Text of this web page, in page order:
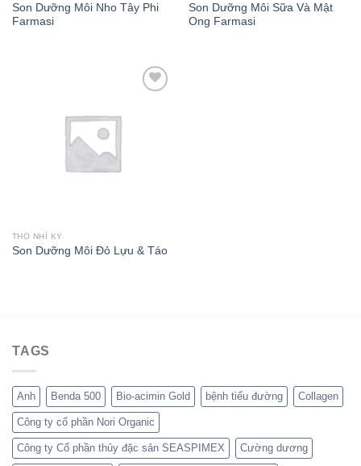
Son Dưỡng Môi Nho Tây Phi
Farmasi
Son Dưỡng Môi Sữa Và Mật
Ong Farmasi
Add to wishlist
THỔ NHĨ KỲ
Son Dưỡng Môi Đỏ Lựu & Táo
TAGS
Anh Benda 500 Bio-acimin Gold bệnh tiểu đường Collagen
Công ty cổ phần Nori Organic
Công ty Cổ phần thủy đặc sản SEASPIMEX Cường dương